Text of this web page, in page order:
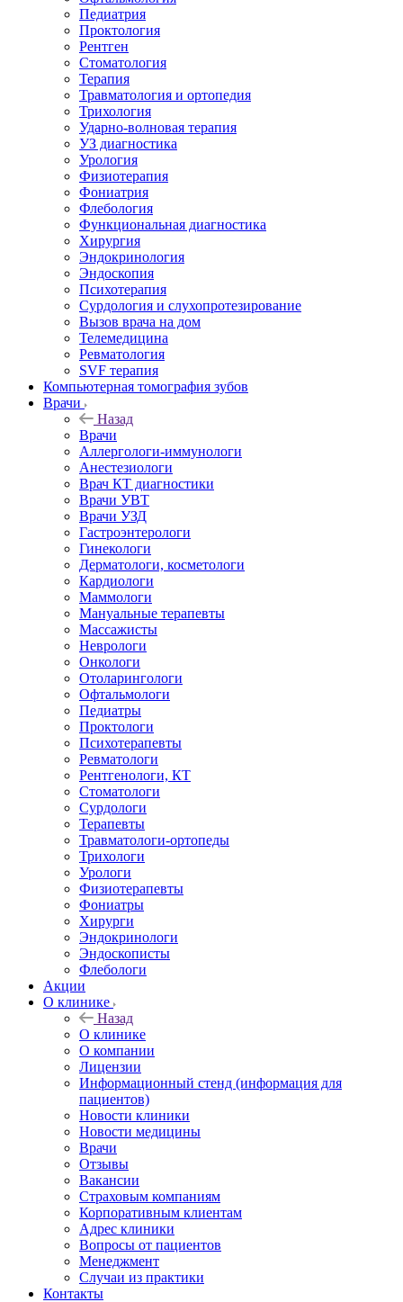
Педиатрия
Проктология
Рентген
Стоматология
Терапия
Травматология и ортопедия
Трихология
Ударно-волновая терапия
УЗ диагностика
Урология
Физиотерапия
Фониатрия
Флебология
Функциональная диагностика
Хирургия
Эндокринология
Эндоскопия
Психотерапия
Сурдология и слухопротезирование
Вызов врача на дом
Телемедицина
Ревматология
SVF терапия
Компьютерная томография зубов
Врачи
Назад
Врачи
Аллергологи-иммунологи
Анестезиологи
Врач КТ диагностики
Врачи УВТ
Врачи УЗД
Гастроэнтерологи
Гинекологи
Дерматологи, косметологи
Кардиологи
Маммологи
Мануальные терапевты
Массажисты
Неврологи
Онкологи
Отоларингологи
Офтальмологи
Педиатры
Проктологи
Психотерапевты
Ревматологи
Рентгенологи, КТ
Стоматологи
Сурдологи
Терапевты
Травматологи-ортопеды
Трихологи
Урологи
Физиотерапевты
Фониатры
Хирурги
Эндокринологи
Эндоскописты
Флебологи
Акции
О клинике
Назад
О клинике
О компании
Лицензии
Информационный стенд (информация для
пациентов)
Новости клиники
Новости медицины
Врачи
Отзывы
Вакансии
Страховым компаниям
Корпоративным клиентам
Адрес клиники
Вопросы от пациентов
Менеджмент
Случаи из практики
Контакты